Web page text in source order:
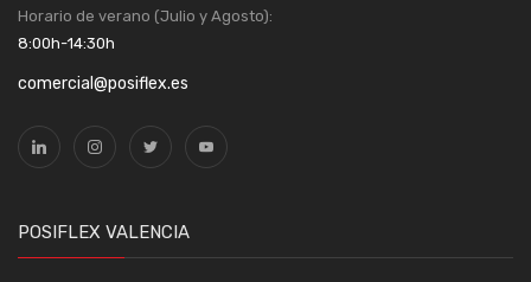
Horario de verano (Julio y Agosto):
8:00h-14:30h
comercial@posiflex.es
POSIFLEX VALENCIA